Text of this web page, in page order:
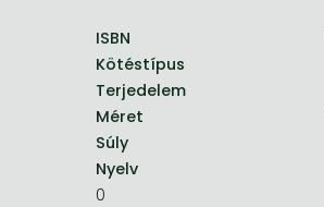
Bleach manga
One-Punch Man manga
ISBN
Kötéstípus
Terjedelem
Méret
Súly
Nyelv
0